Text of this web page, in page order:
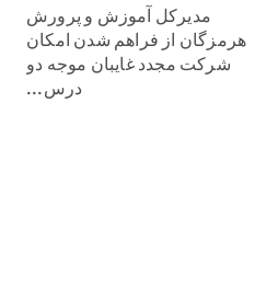
مدیرکل آموزش و پرورش
هرمزگان از فراهم شدن امکان
شرکت مجدد غایبان موجه دو
درس...